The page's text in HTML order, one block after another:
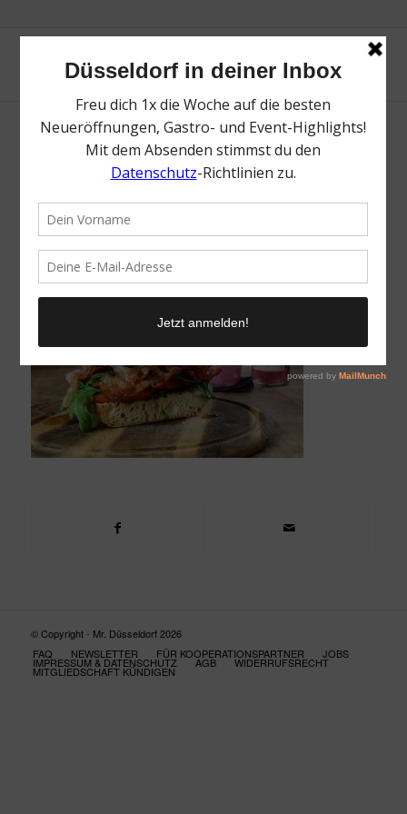
Flurklinik | Die besten Läden zum Brunchen
Düsseldorf | Foto: Flurklinik
© Copyright - Mr. Düsseldorf 2026
FAQ
NEWSLETTER FÜR KOOPERATIONSPARTNER JOBS
IMPRESSUM & DATENSCHUTZ AGB WIDERRUFSRECHT
MITGLIEDSCHAFT KÜNDIGEN